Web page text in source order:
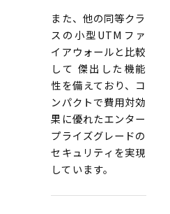
また、他の同等クラ
スの小型UTMファ
イアウォールと比較
して 傑出した機能
性を備えており、コ
ンパクトで費用対効
果に優れたエンター
プライズグレードの
セキュリティを実現
しています。